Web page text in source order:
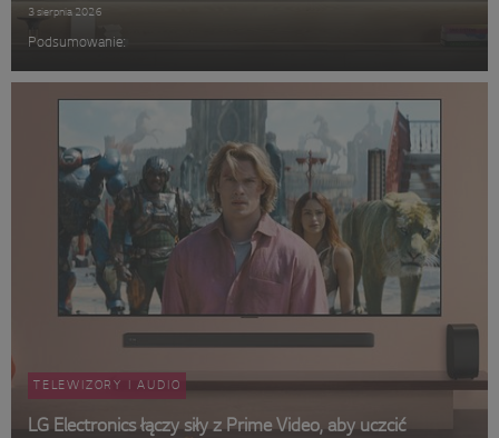
3 sierpnia 2026
Podsumowanie:
TELEWIZORY I AUDIO
LG Electronics łączy siły z Prime Video, aby uczcić